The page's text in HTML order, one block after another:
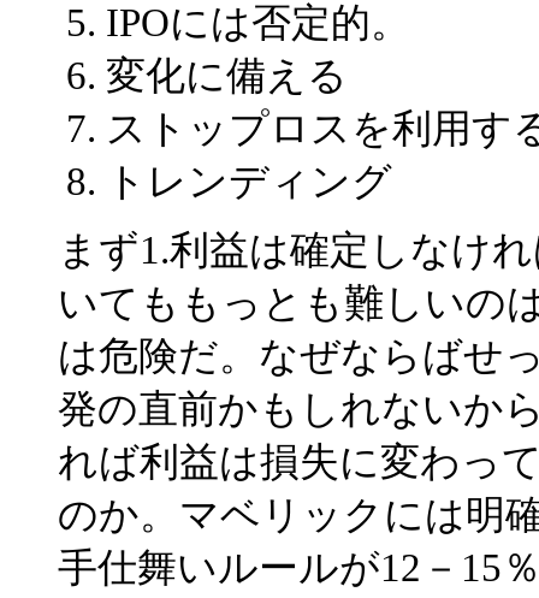
IPOには否定的。
変化に備える
ストップロスを利用す
トレンディング
まず1.利益は確定しなけ
いてももっとも難しいの
は危険だ。なぜならばせ
発の直前かもしれないか
れば利益は損失に変わっ
のか。マベリックには明
手仕舞いルールが12－15